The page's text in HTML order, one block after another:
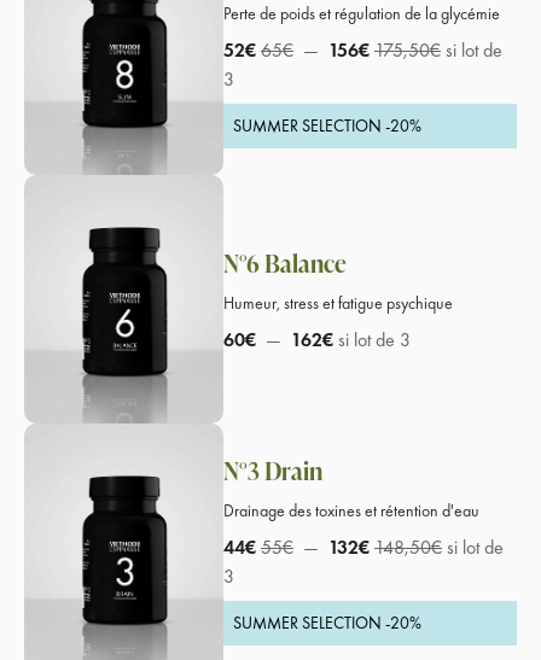
Perte de poids et régulation de la glycémie
52€65€ — 156€175,50€si lot de
3
SUMMER SELECTION -20%
N°6 Balance
Humeur, stress et fatigue psychique
60€ — 162€si lot de 3
N°3 Drain
Drainage des toxines et rétention d'eau
44€55€ — 132€148,50€si lot de
3
SUMMER SELECTION -20%